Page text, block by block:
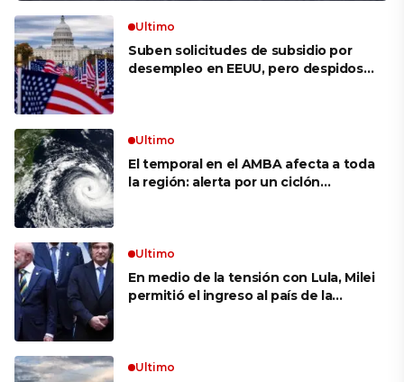
Ultimo
Suben solicitudes de subsidio por
desempleo en EEUU, pero despidos
Ultimo
El temporal en el AMBA afecta a toda
la región: alerta por un ciclón
Ultimo
En medio de la tensión con Lula, Milei
permitió el ingreso al país de la
Ultimo